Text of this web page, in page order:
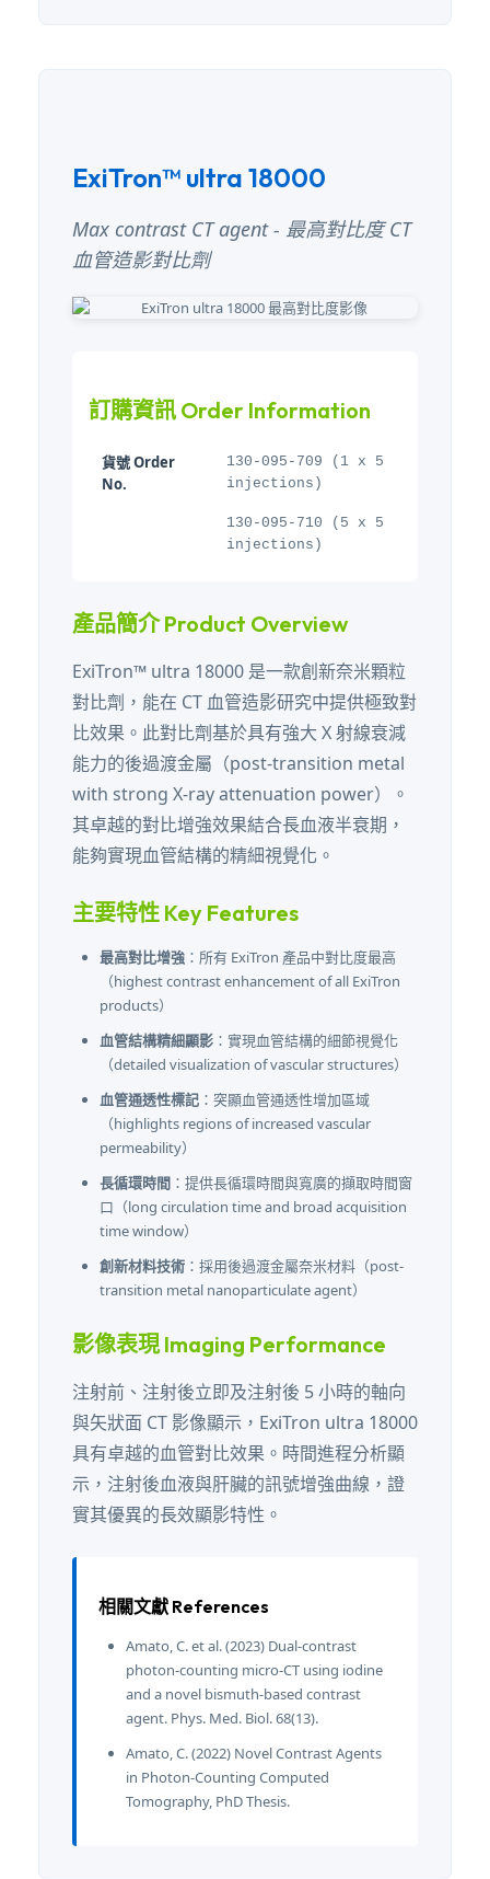
ExiTron™ ultra 18000
Max contrast CT agent - 最高對比度 CT
血管造影對比劑
訂購資訊 Order Information
貨號 Order
No.
130-095-709 (1 x 5
injections)
130-095-710 (5 x 5
injections)
產品簡介 Product Overview
ExiTron™ ultra 18000 是一款創新奈米顆粒
對比劑，能在 CT 血管造影研究中提供極致對
比效果。此對比劑基於具有強大 X 射線衰減
能力的後過渡金屬（post-transition metal
with strong X-ray attenuation power）。
其卓越的對比增強效果結合長血液半衰期，
能夠實現血管結構的精細視覺化。
主要特性 Key Features
最高對比增強 ：所有 ExiTron 產品中對比度最高
（highest contrast enhancement of all ExiTron
products）
血管結構精細顯影 ：實現血管結構的細節視覺化
（detailed visualization of vascular structures）
血管通透性標記 ：突顯血管通透性增加區域
（highlights regions of increased vascular
permeability）
長循環時間 ：提供長循環時間與寬廣的擷取時間窗
口（long circulation time and broad acquisition
time window）
創新材料技術 ：採用後過渡金屬奈米材料（post-
transition metal nanoparticulate agent）
影像表現 Imaging Performance
注射前、注射後立即及注射後 5 小時的軸向
與矢狀面 CT 影像顯示，ExiTron ultra 18000
具有卓越的血管對比效果。時間進程分析顯
示，注射後血液與肝臟的訊號增強曲線，證
實其優異的長效顯影特性。
相關文獻 References
Amato, C. et al. (2023) Dual-contrast
photon-counting micro-CT using iodine
and a novel bismuth-based contrast
agent. Phys. Med. Biol. 68(13).
Amato, C. (2022) Novel Contrast Agents
in Photon-Counting Computed
Tomography, PhD Thesis.